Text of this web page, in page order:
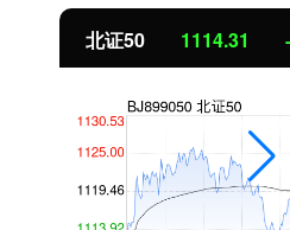
-5.16 -0.46%